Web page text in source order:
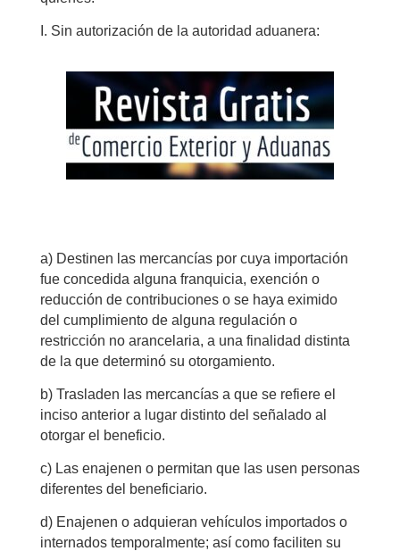
I. Sin autorización de la autoridad aduanera:
a) Destinen las mercancías por cuya importación
fue concedida alguna franquicia, exención o
reducción de contribuciones o se haya eximido
del cumplimiento de alguna regulación o
restricción no arancelaria, a una finalidad distinta
de la que determinó su otorgamiento.
b) Trasladen las mercancías a que se refiere el
inciso anterior a lugar distinto del señalado al
otorgar el beneficio.
c) Las enajenen o permitan que las usen personas
diferentes del beneficiario.
d) Enajenen o adquieran vehículos importados o
internados temporalmente; así como faciliten su